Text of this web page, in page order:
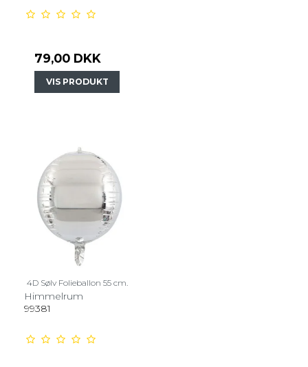
79,00 DKK
VIS PRODUKT
4D Sølv Folieballon 55 cm.
Himmelrum
99381